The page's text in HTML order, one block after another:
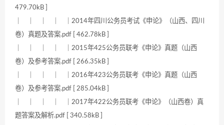
479.70kB ]
｜ ｜ ｜ ｜ ｜2014年四川公务员考试《申论》（山西、四川
卷）真题及答案.pdf [ 462.78kB ]
｜ ｜ ｜ ｜ ｜2015年425公务员联考《申论》真题（山西
卷）及参考答案.pdf [ 266.35kB ]
｜ ｜ ｜ ｜ ｜2016年423公务员联考《申论》真题（山西
卷）及参考答案.pdf [ 285.04kB ]
｜ ｜ ｜ ｜ ｜2017年422公务员联考《申论》（山西卷）真
题答案及解析.pdf [ 340.58kB ]